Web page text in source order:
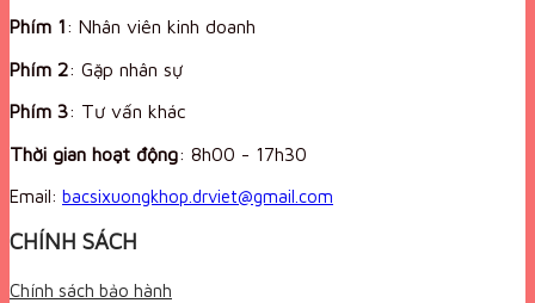
Phím 1: Nhân viên kinh doanh
Phím 2: Gặp nhân sự
Phím 3: Tư vấn khác
Thời gian hoạt động: 8h00 - 17h30
Email: bacsixuongkhop.drviet@gmail.com
CHÍNH SÁCH
Chính sách bảo hành